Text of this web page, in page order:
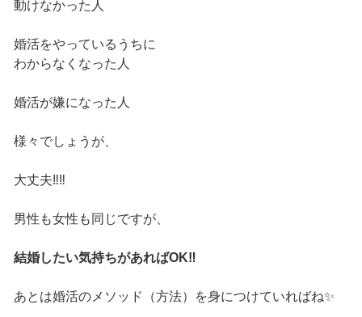
動けなかった人
婚活をやっているうちに
わからなくなった人
婚活が嫌になった人
様々でしょうが、
大丈夫‼️‼️
男性も女性も同じですが、
結婚したい気持ちがあればOK‼️
あとは婚活のメソッド（方法）を身につけていればね✨